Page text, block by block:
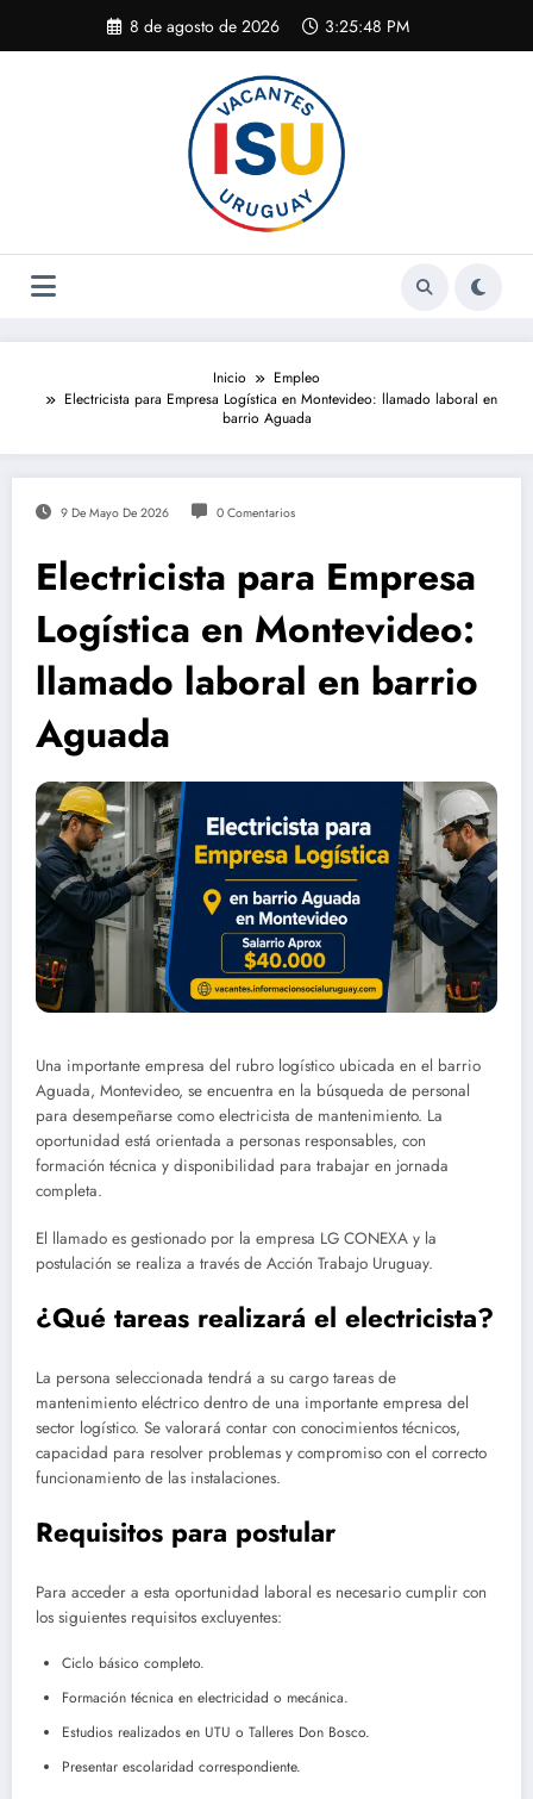
contenido
8 de agosto de 2026 3:25:48 PM
Inicio
Empleo
Electricista para Empresa Logística en Montevideo: llamado laboral en
barrio Aguada
9 De Mayo De 2026 0 Comentarios
Electricista para Empresa
Logística en Montevideo:
llamado laboral en barrio
Aguada
Una importante empresa del rubro logístico ubicada en el barrio
Aguada, Montevideo, se encuentra en la búsqueda de personal
para desempeñarse como electricista de mantenimiento. La
oportunidad está orientada a personas responsables, con
formación técnica y disponibilidad para trabajar en jornada
completa.
El llamado es gestionado por la empresa LG CONEXA y la
postulación se realiza a través de Acción Trabajo Uruguay.
¿Qué tareas realizará el electricista?
La persona seleccionada tendrá a su cargo tareas de
mantenimiento eléctrico dentro de una importante empresa del
sector logístico. Se valorará contar con conocimientos técnicos,
capacidad para resolver problemas y compromiso con el correcto
funcionamiento de las instalaciones.
Requisitos para postular
Para acceder a esta oportunidad laboral es necesario cumplir con
los siguientes requisitos excluyentes:
Ciclo básico completo.
Formación técnica en electricidad o mecánica.
Estudios realizados en UTU o Talleres Don Bosco.
Presentar escolaridad correspondiente.